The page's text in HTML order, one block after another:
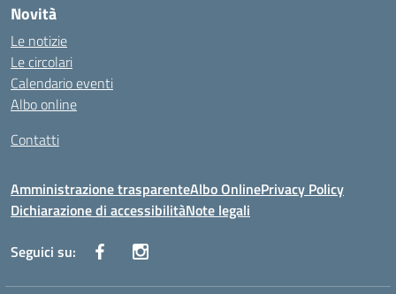
Novità
Le notizie
Le circolari
Calendario eventi
Albo online
Contatti
Amministrazione trasparenteAlbo OnlinePrivacy Policy
Dichiarazione di accessibilitàNote legali
Seguici su: